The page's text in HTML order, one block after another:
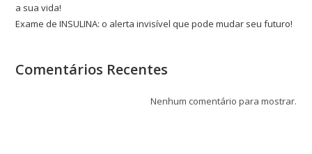
a sua vida!
Exame de INSULINA: o alerta invisível que pode mudar seu futuro!
Comentários Recentes
Nenhum comentário para mostrar.